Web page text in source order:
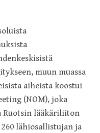
muun muassa
aiheista koostui
(NOM), joka
Ruotsin lääkäriliiton
lähiosallistujan ja